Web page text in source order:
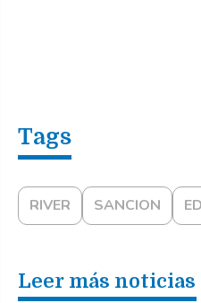
RIVER SANCION
Leer más noticias